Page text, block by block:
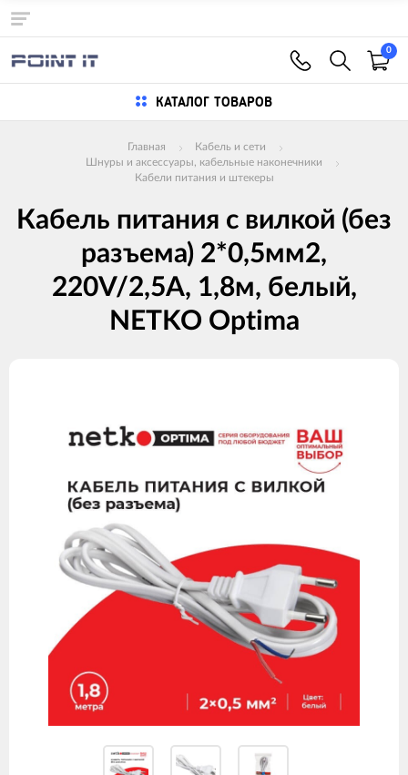
0
КАТАЛОГ ТОВАРОВ
Главная
Кабель и сети
Шнуры и аксессуары, кабельные наконечники
Кабели питания и штекеры
Кабель питания с вилкой (без
разъема) 2*0,5мм2,
220V/2,5A, 1,8м, белый,
NETKO Optima